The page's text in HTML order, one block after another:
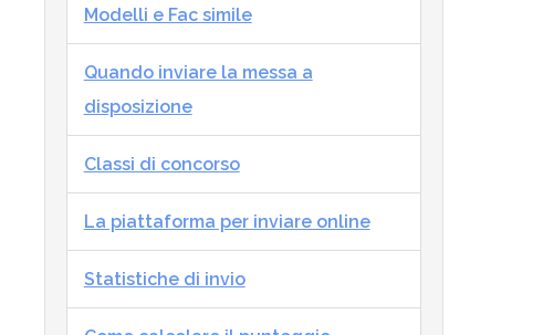
Modelli e Fac simile
Quando inviare la messa a
disposizione
Classi di concorso
La piattaforma per inviare online
Statistiche di invio